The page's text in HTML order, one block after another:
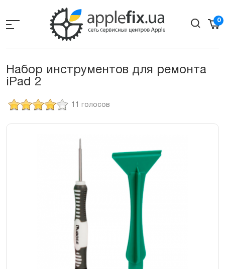
the
0
Набор инструментов для ремонта
iPad 2
11 голосов